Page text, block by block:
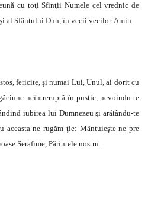
cu toţi Sfinţii Numele cel vrednic de
al Sfântului Duh, în vecii vecilor. Amin.
fericite, şi numai Lui, Unul, ai dorit cu
neîntreruptă în pustie, nevoindu-te
iubirea lui Dumnezeu şi arătându-te
ne rugăm ţie: Mântuieşte-ne pre
Serafime, Părintele nostru.